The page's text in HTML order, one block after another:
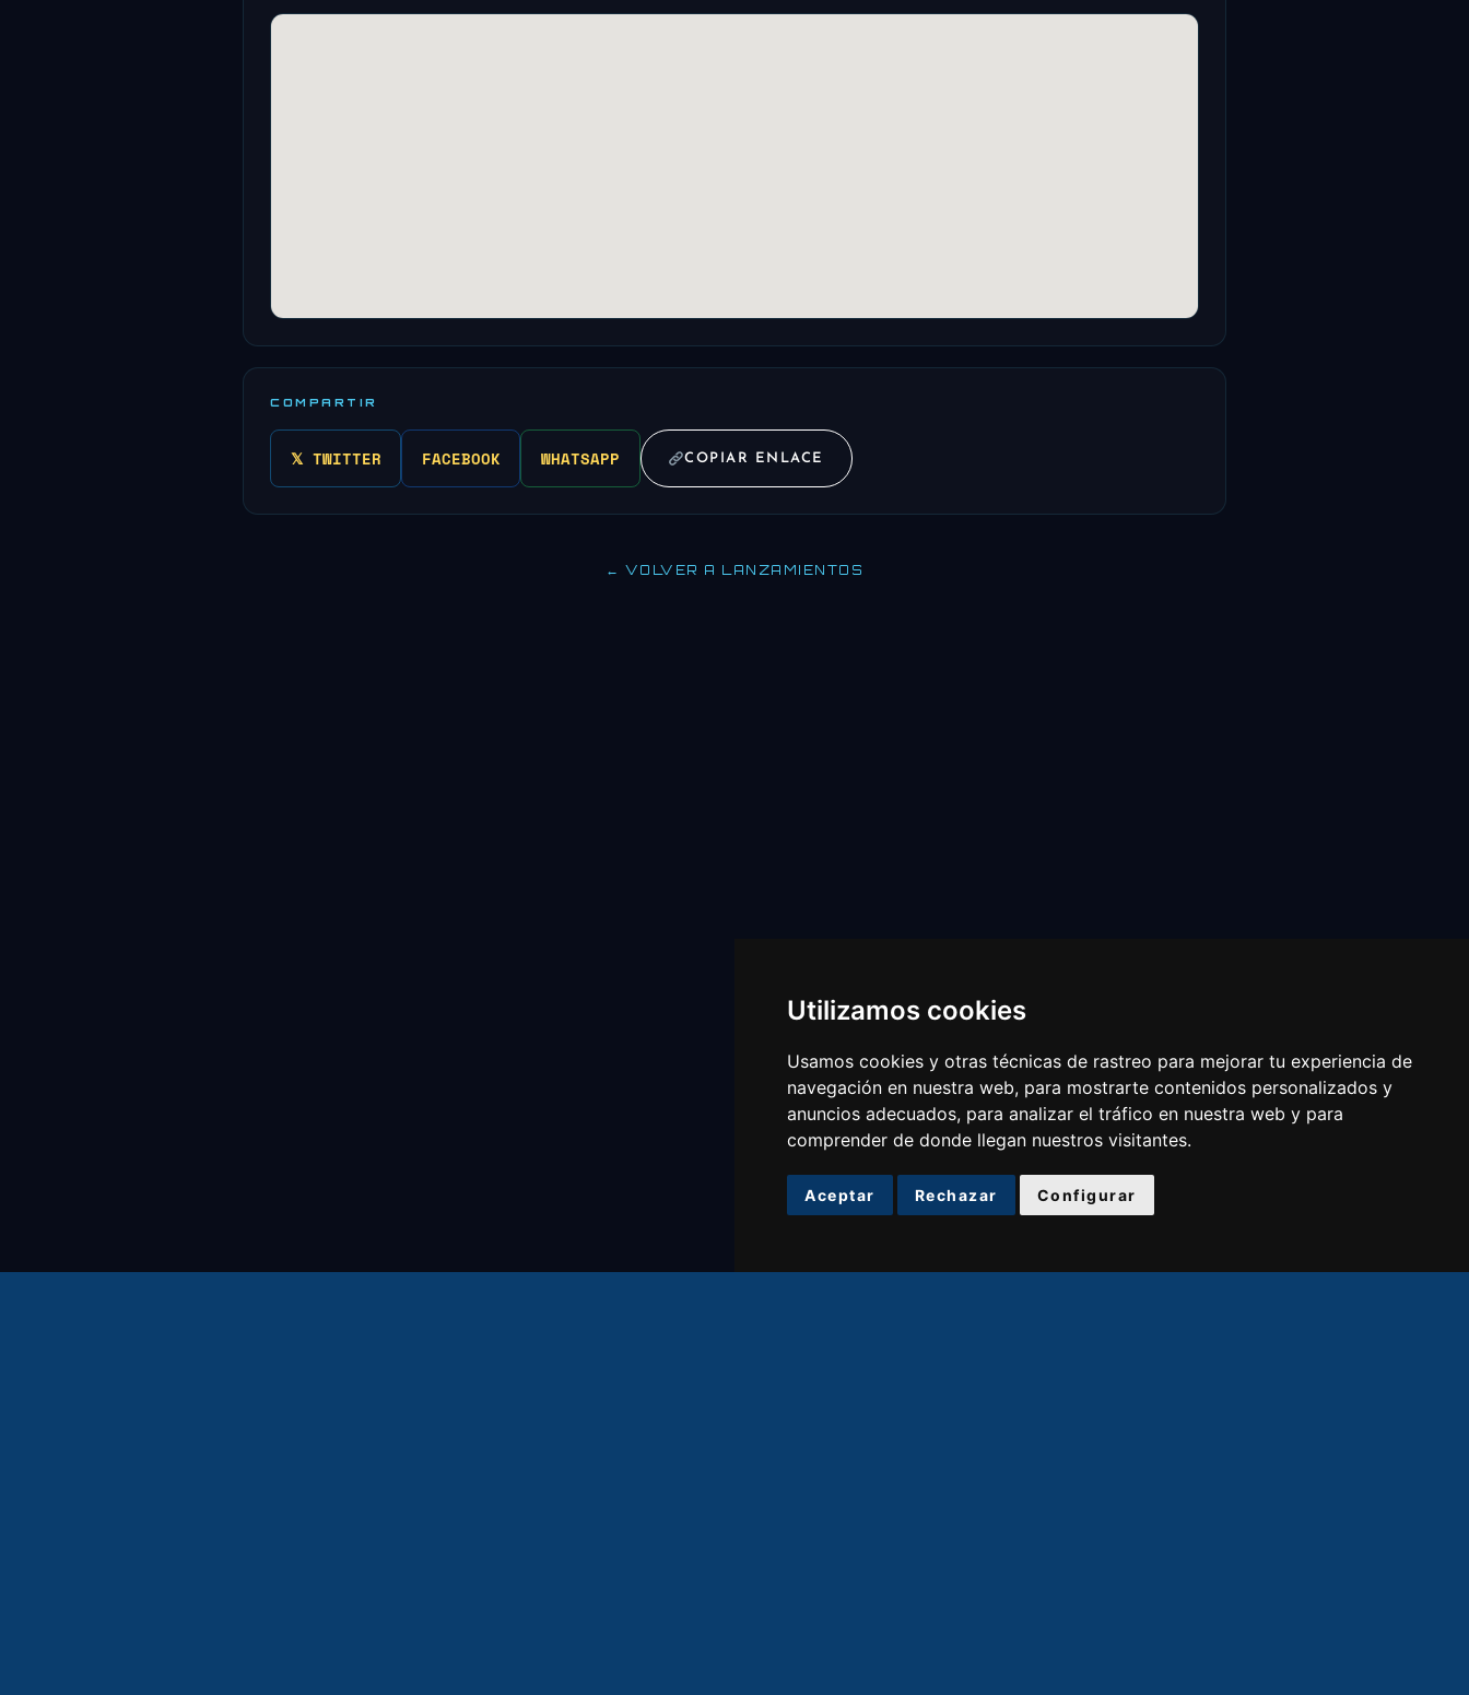
Utilizamos cookies
Usamos cookies y otras técnicas de rastreo para mejorar tu experiencia de
navegación en nuestra web, para mostrarte contenidos personalizados y
anuncios adecuados, para analizar el tráfico en nuestra web y para
comprender de donde llegan nuestros visitantes.
Aceptar Rechazar Configurar
COMPARTIR
𝕏 TWITTER FACEBOOK WHATSAPP COPIAR ENLACE
← VOLVER A LANZAMIENTOS